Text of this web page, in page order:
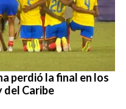
perdió la final en los
del Caribe